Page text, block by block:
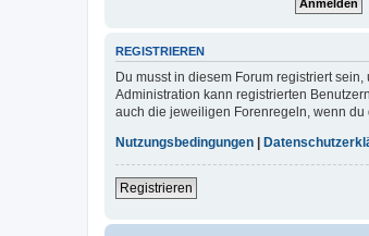
REGISTRIEREN
Du musst in diesem Forum registriert
Administration kann registrierten
auch die jeweiligen Forenregeln, wenn du
Nutzungsbedingungen |
Registrieren